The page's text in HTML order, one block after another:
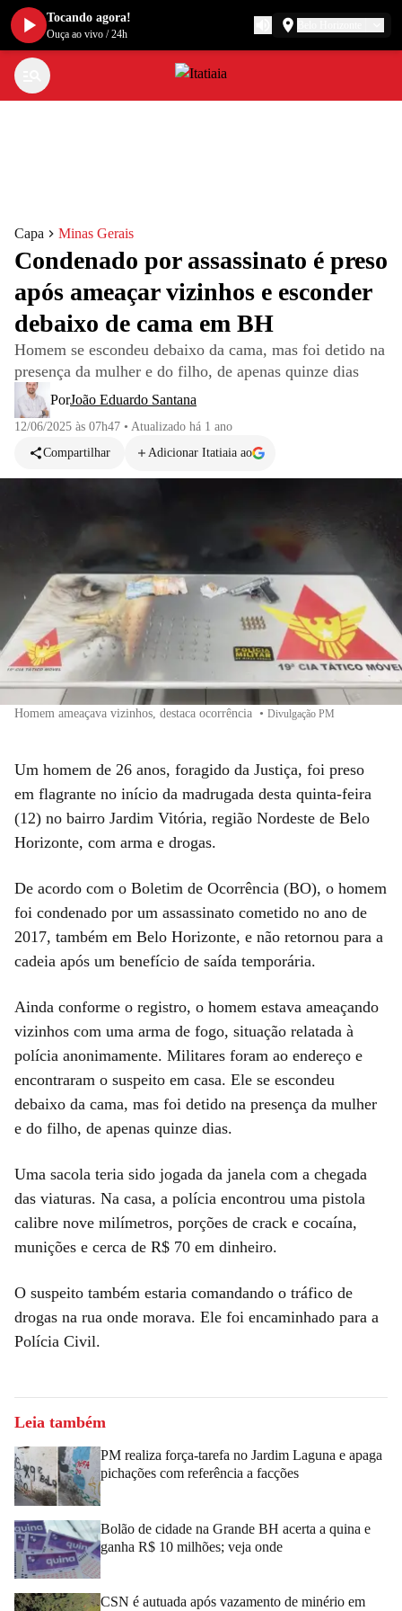
Capa Minas Gerais
Condenado por assassinato é preso
após ameaçar vizinhos e esconder
debaixo de cama em BH
Homem se escondeu debaixo da cama, mas foi detido na
presença da mulher e do filho, de apenas quinze dias
PorJoão Eduardo Santana
12/06/2025 às 07h47 • Atualizado há 1 ano
Compartilhar
Adicionar Itatiaia ao
Homem ameaçava vizinhos, destaca ocorrência • Divulgação PM
Um homem de 26 anos, foragido da Justiça, foi preso
em flagrante no início da madrugada desta quinta-feira
(12) no bairro Jardim Vitória, região Nordeste de Belo
Horizonte, com arma e drogas.
De acordo com o Boletim de Ocorrência (BO), o homem
foi condenado por um assassinato cometido no ano de
2017, também em Belo Horizonte, e não retornou para a
cadeia após um benefício de saída temporária.
Ainda conforme o registro, o homem estava ameaçando
vizinhos com uma arma de fogo, situação relatada à
polícia anonimamente. Militares foram ao endereço e
encontraram o suspeito em casa. Ele se escondeu
debaixo da cama, mas foi detido na presença da mulher
e do filho, de apenas quinze dias.
Uma sacola teria sido jogada da janela com a chegada
das viaturas. Na casa, a polícia encontrou uma pistola
calibre nove milímetros, porções de crack e cocaína,
munições e cerca de R$ 70 em dinheiro.
O suspeito também estaria comandando o tráfico de
drogas na rua onde morava. Ele foi encaminhado para a
Polícia Civil.
Leia também
PM realiza força-tarefa no Jardim Laguna e apaga
pichações com referência a facções
Bolão de cidade na Grande BH acerta a quina e
ganha R$ 10 milhões; veja onde
CSN é autuada após vazamento de minério em
Tocando agora!
Ouça ao vivo /24h